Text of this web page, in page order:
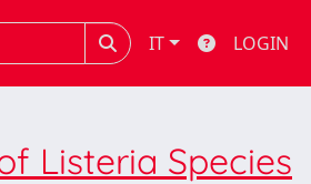
IT LOGIN
Listeria Species